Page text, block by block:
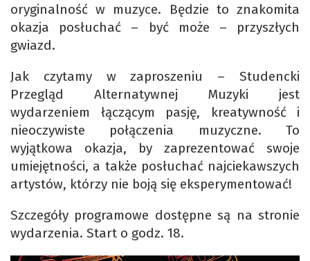
oryginalność w muzyce. Będzie to znakomita
okazja posłuchać – być może – przyszłych
gwiazd.
Jak czytamy w zaproszeniu – Studencki
Przegląd Alternatywnej Muzyki jest
wydarzeniem łączącym pasję, kreatywność i
nieoczywiste połączenia muzyczne. To
wyjątkowa okazja, by zaprezentować swoje
umiejętności, a także posłuchać najciekawszych
artystów, którzy nie boją się eksperymentować!
Szczegóły programowe dostępne są na stronie
wydarzenia. Start o godz. 18.